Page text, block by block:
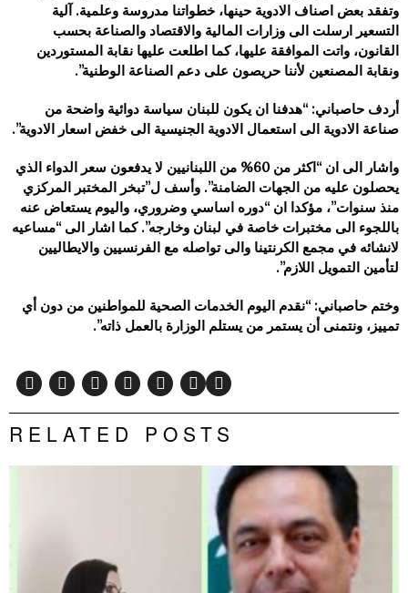
وتفقد بعض اصناف الادوية حينها، خطواتنا مدروسة وعلمية. آلية
التسعير ارسلت الى وزارات المالية والاقتصاد والصناعة بحسب
القانون، واتت الموافقة عليها، كما اطلعت عليها نقابة المستوردين
ونقابة المصنعين لأننا حريصون على دعم الصناعة الوطنية”.
أردف حاصباني: “هدفنا ان يكون للبنان سياسة دوائية واضحة من
صناعة الادوية الى استعمال الادوية الجنيسية الى خفض اسعار الادوية”.
واشار الى ان “اكثر من 60% من اللبنانيين لا يدفعون سعر الدواء الذي
يحصلون عليه من الجهات الضامنة”. وأسف ل”تبخر المختبر المركزي
منذ سنوات”، مؤكدا ان “دوره اساسي وضروري، واليوم يستعاض عنه
باللجوء الى مختبرات خاصة في لبنان وخارجه”. كما اشار الى “مساعيه
لانشائه في مجمع الكرنتينا والى تواصله مع الفرنسيين والايطاليين
لتأمين التمويل اللازم”.
وختم حاصباني: “نقدم اليوم الخدمات الصحية للمواطنين من دون أي
تمييز، ونتمنى أن يستمر من يستلم الوزارة بالعمل ذاته”.
RELATED POSTS